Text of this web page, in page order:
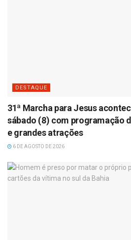
DESTAQUE
31ª Marcha para Jesus
sábado (8) com programação
e grandes atrações
6 DE AGOSTO DE 2026